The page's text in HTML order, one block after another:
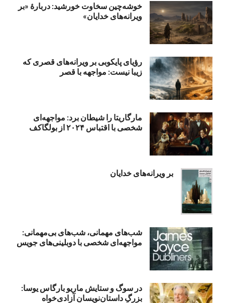
خوشه‌چین سخاوت خورشید: دربارهٔ «بر
ویرانه‌های خدایان»
رؤیای پایکوبی بر ویرانه‌های قصری که
زیبا نیست: مواجهه با قصر
مارگاریتا را شیطان برد: مواجهه‌ای
شخصی با اقتباس ۲۰۲۴ از بولگاکف
بر ویرانه‌های خدایان
شب‌های مهمانی، شب‌های بی‌مهمانی:
مواجهه‌ای شخصی با دوبلینی‌های جویس
در سوگ و ستایش ماریو بارگاس یوسا:
بزرگِ داستان‌نویسانِ آزادی‌خواه